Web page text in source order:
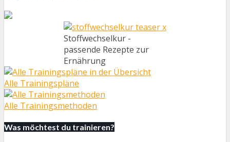
Stoffwechselkur -
passende Rezepte zur
Ernährung
Alle Trainingspläne
Alle Trainingsmethoden
Was möchtest du trainieren?